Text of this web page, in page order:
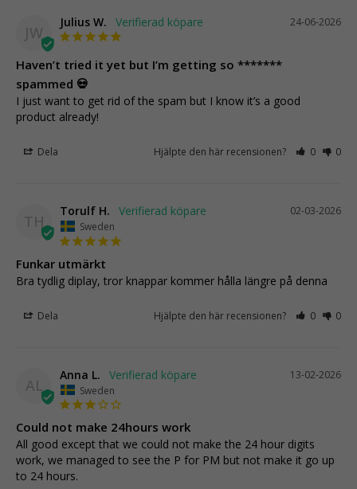
JW
24-06-2026
Julius W.
Haven’t tried it yet but I’m getting so *******
spammed 💀
I just want to get rid of the spam but I know it’s a good
product already!
Dela Hjälpte den här recensionen? 0 0
TH
02-03-2026
Torulf H.
Sweden
Funkar utmärkt
Bra tydlig diplay, tror knappar kommer hålla längre på denna
Dela Hjälpte den här recensionen? 0 0
AL
13-02-2026
Anna L.
Sweden
Could not make 24hours work
All good except that we could not make the 24 hour digits
work, we managed to see the P for PM but not make it go up
to 24 hours.